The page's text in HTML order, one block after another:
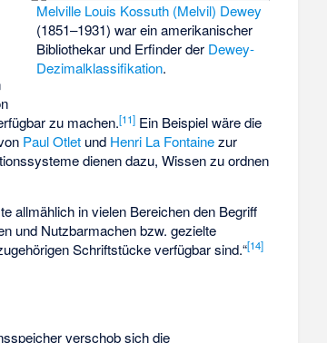
Melville Louis Kossuth (Melvil) Dewey
(1851–1931) war ein amerikanischer
Bibliothekar und Erfinder der Dewey-
Dezimalklassifikation.
zu machen.[11] Ein Beispiel wäre die
Paul Otlet und Henri La Fontainezur
dienen dazu, Wissen zu ordnen
allmählich in vielen Bereichen den Begriff
und Nutzbarmachen bzw. gezielte
Schriftstücke verfügbar sind.“[14]
verschob sich die